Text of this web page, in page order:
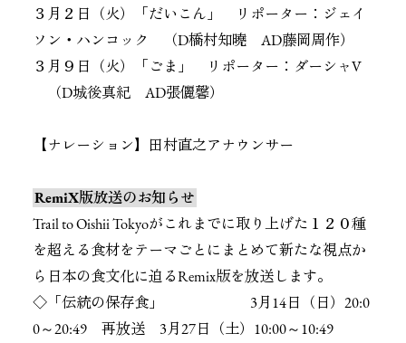
３月２日（火）「だいこん」 リポーター：ジェイ
ソン・ハンコック （D橋村知曉 AD藤岡周作）
３月９日（火）「ごま」 リポーター：ダーシャV
（D城後真紀 AD張儷馨）
【ナレーション】田村直之アナウンサー
RemiX版放送のお知らせ
Trail to Oishii Tokyoがこれまでに取り上げた１２０種
を超える食材をテーマごとにまとめて新たな視点か
ら日本の食文化に迫るRemix版を放送します。
◇「伝統の保存食」 3月14日（日）20:0
0～20:49 再放送 3月27日（土）10:00～10:49